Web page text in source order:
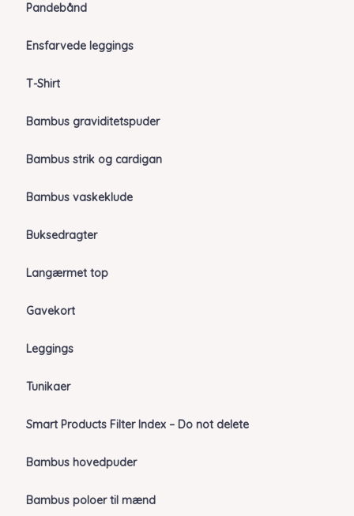
Pandebånd
Ensfarvede leggings
T-Shirt
Bambus graviditetspuder
Bambus strik og cardigan
Bambus vaskeklude
Buksedragter
Langærmet top
Gavekort
Leggings
Tunikaer
Smart Products Filter Index – Do not delete
Bambus hovedpuder
Bambus poloer til mænd